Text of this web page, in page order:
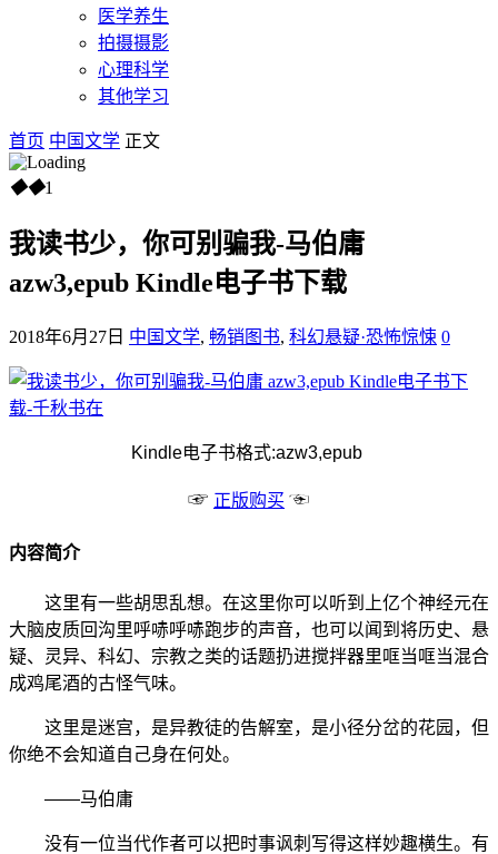
医学养生
拍摄摄影
心理科学
其他学习
首页 中国文学 正文
◆◆1
我读书少，你可别骗我-马伯庸
azw3,epub Kindle电子书下载
2018年6月27日 中国文学, 畅销图书, 科幻悬疑·恐怖惊悚 0
Kindle电子书格式:azw3,epub
☞ 正版购买 ☜
内容简介
这里有一些胡思乱想。在这里你可以听到上亿个神经元在
大脑皮质回沟里呼哧呼哧跑步的声音，也可以闻到将历史、悬
疑、灵异、科幻、宗教之类的话题扔进搅拌器里哐当哐当混合
成鸡尾酒的古怪气味。
这里是迷宫，是异教徒的告解室，是小径分岔的花园，但
你绝不会知道自己身在何处。
——马伯庸
没有一位当代作者可以把时事讽刺写得这样妙趣横生。有